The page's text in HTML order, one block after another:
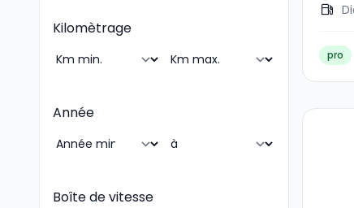
Kilomètrage
Année
Boîte de vitesse
pro